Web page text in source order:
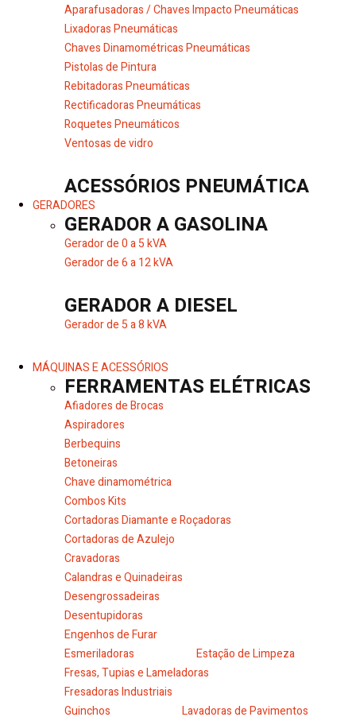
Aparafusadoras / Chaves Impacto Pneumáticas
Lixadoras Pneumáticas
Chaves Dinamométricas Pneumáticas
Pistolas de Pintura
Rebitadoras Pneumáticas
Rectificadoras Pneumáticas
Roquetes Pneumáticos
Ventosas de vidro
ACESSÓRIOS PNEUMÁTICA
GERADORES
GERADOR A GASOLINA
Gerador de 0 a 5 kVA
Gerador de 6 a 12 kVA
GERADOR A DIESEL
Gerador de 5 a 8 kVA
MÁQUINAS E ACESSÓRIOS
FERRAMENTAS ELÉTRICAS
Afiadores de Brocas
Aspiradores
Berbequins
Betoneiras
Chave dinamométrica
Combos Kits
Cortadoras Diamante e Roçadoras
Cortadoras de Azulejo
Cravadoras
Calandras e Quinadeiras
Desengrossadeiras
Desentupidoras
Engenhos de Furar
Esmeriladoras
Estação de Limpeza
Fresas, Tupias e Lameladoras
Fresadoras Industriais
Guinchos
Lavadoras de Pavimentos